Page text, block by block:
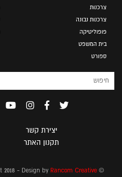
צרכנות
צרכנות נבונה
פופוליטיקה
בית המשפט
ספורט
יצירת קשר
תקנון האתר
© Copyright 2018 - Design by
Rancom Creative